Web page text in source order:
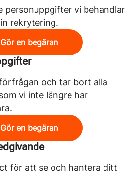
personuppgifter vi behandlar
rekrytering.
Gör en begäran
och tar bort alla
vi inte längre har
Gör en begäran
för att se och hantera ditt